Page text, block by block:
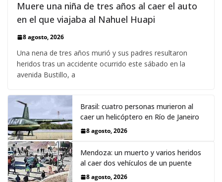
Muere una niña de tres años al caer el auto
en el que viajaba al Nahuel Huapi
8 agosto, 2026
Una nena de tres años murió y sus padres resultaron
heridos tras un accidente ocurrido este sábado en la
avenida Bustillo, a
Brasil: cuatro personas murieron al
caer un helicóptero en Río de Janeiro
8 agosto, 2026
Mendoza: un muerto y varios heridos
al caer dos vehículos de un puente
8 agosto, 2026